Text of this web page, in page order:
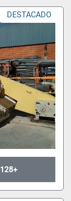
DESTACADO